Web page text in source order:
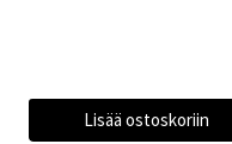
Lisää ostoskoriin